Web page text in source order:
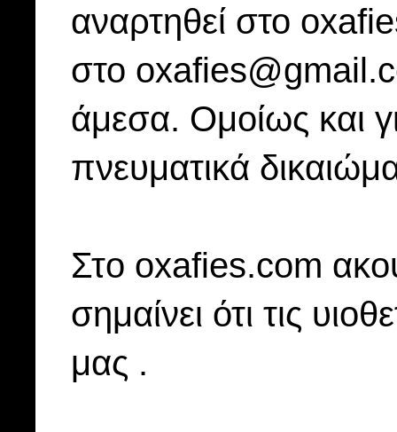
αναρτηθεί στο
στο
άμεσα. Ομοίως και
πνευματικά
Στo oxafies.com
σημαίνει ότι τις
μας .